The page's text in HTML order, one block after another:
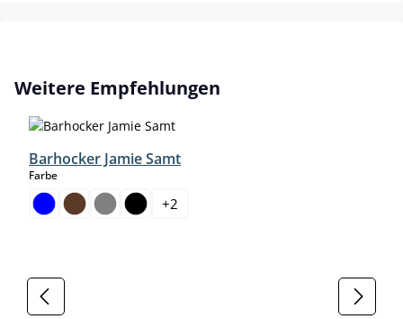
Produktgalerie überspringen
Weitere Empfehlungen
Barhocker Jamie Samt
Farbeauswählen
+2